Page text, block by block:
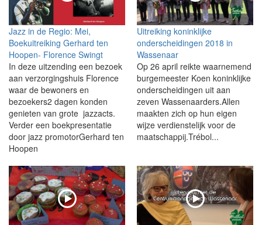
Jazz in de Regio: Mei,
Boekuitreiking Gerhard ten
Hoopen- Florence Swingt
In deze uitzending een bezoek
aan verzorgingshuis Florence
waar de bewoners en
bezoekers2 dagen konden
genieten van grote jazzacts.
Verder een boekpresentatie
door jazz promotorGerhard ten
Hoopen
Uitreiking koninklijke
onderscheidingen 2018 in
Wassenaar
Op 26 april reikte waarnemend
burgemeester Koen koninklijke
onderscheidingen uit aan
zeven Wassenaarders.Allen
maakten zich op hun eigen
wijze verdienstelijk voor de
maatschappij.Trébol...